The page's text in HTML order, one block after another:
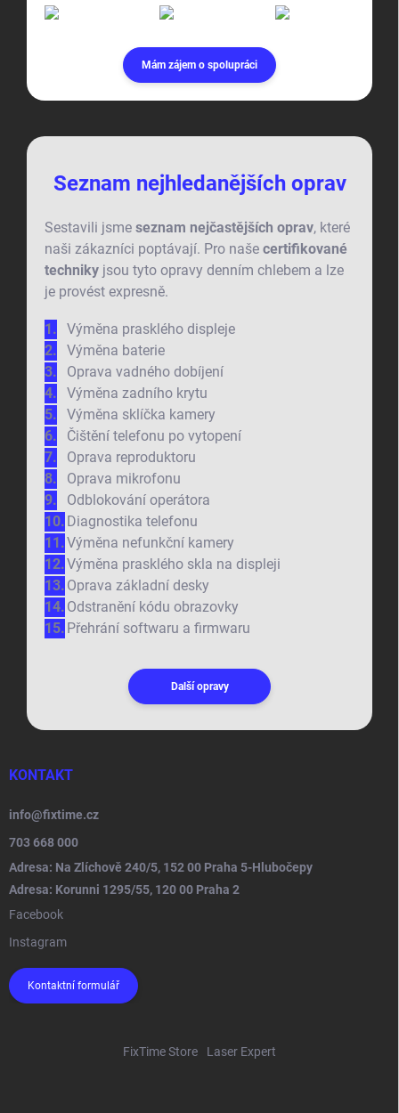
Mám zájem o spolupráci
Seznam nejhledanějších oprav
Sestavili jsme seznam nejčastějších oprav, které
naši zákazníci poptávají. Pro naše certifikované
techniky jsou tyto opravy denním chlebem a lze
je provést expresně.
Výměna prasklého displeje
Výměna baterie
Oprava vadného dobíjení
Výměna zadního krytu
Výměna sklíčka kamery
Čištění telefonu po vytopení
Oprava reproduktoru
Oprava mikrofonu
Odblokování operátora
Diagnostika telefonu
Výměna nefunkční kamery
Výměna prasklého skla na displeji
Oprava základní desky
Odstranění kódu obrazovky
Přehrání softwaru a firmwaru
Další opravy
KONTAKT
info@fixtime.cz
703 668 000
Adresa: Na Zlíchově 240/5, 152 00 Praha 5-Hlubočepy
Adresa: Korunni 1295/55, 120 00 Praha 2
Facebook
Instagram
Kontaktní formulář
FixTime Store Laser Expert